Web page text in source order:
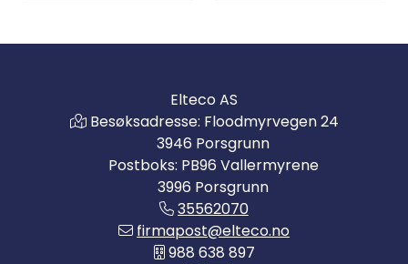
Elteco AS
Besøksadresse: Floodmyrvegen 24
3946 Porsgrunn
Postboks: PB96 Vallermyrene
3996 Porsgrunn
35562070
firmapost@elteco.no
988 638 897